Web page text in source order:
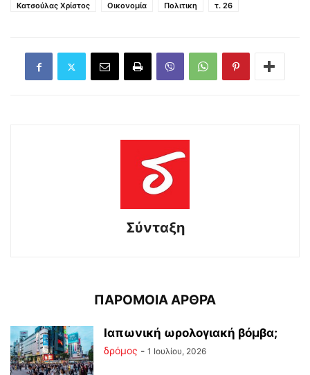
Κατσούλας Χρίστος
Οικονομία Πολιτικη τ. 26
Σύνταξη
ΠΑΡΟΜΟΙΑ ΑΡΘΡΑ
Ιαπωνική ωρολογιακή βόμβα;
δρόμος - 1 Ιουλίου, 2026